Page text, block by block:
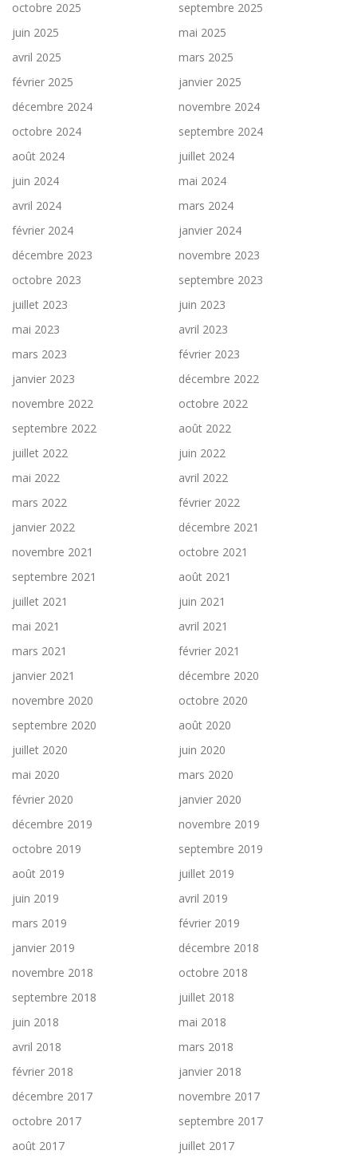
octobre 2025
septembre 2025
juin 2025
mai 2025
avril 2025
mars 2025
février 2025
janvier 2025
décembre 2024
novembre 2024
octobre 2024
septembre 2024
août 2024
juillet 2024
juin 2024
mai 2024
avril 2024
mars 2024
février 2024
janvier 2024
décembre 2023
novembre 2023
octobre 2023
septembre 2023
juillet 2023
juin 2023
mai 2023
avril 2023
mars 2023
février 2023
janvier 2023
décembre 2022
novembre 2022
octobre 2022
septembre 2022
août 2022
juillet 2022
juin 2022
mai 2022
avril 2022
mars 2022
février 2022
janvier 2022
décembre 2021
novembre 2021
octobre 2021
septembre 2021
août 2021
juillet 2021
juin 2021
mai 2021
avril 2021
mars 2021
février 2021
janvier 2021
décembre 2020
novembre 2020
octobre 2020
septembre 2020
août 2020
juillet 2020
juin 2020
mai 2020
mars 2020
février 2020
janvier 2020
décembre 2019
novembre 2019
octobre 2019
septembre 2019
août 2019
juillet 2019
juin 2019
avril 2019
mars 2019
février 2019
janvier 2019
décembre 2018
novembre 2018
octobre 2018
septembre 2018
juillet 2018
juin 2018
mai 2018
avril 2018
mars 2018
février 2018
janvier 2018
décembre 2017
novembre 2017
octobre 2017
septembre 2017
août 2017
juillet 2017